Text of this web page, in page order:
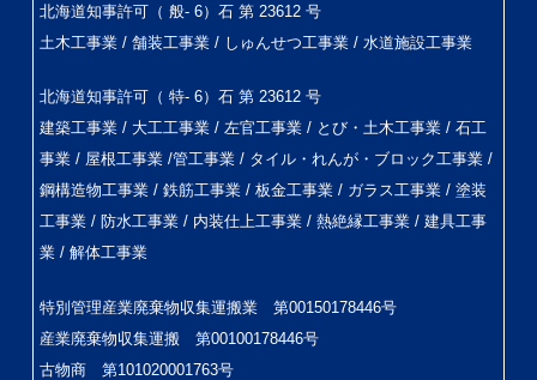
北海道知事許可（ 般- 6）石 第 23612 号
土木工事業 / 舗装工事業 / しゅんせつ工事業 / 水道施設工事業
北海道知事許可（ 特- 6）石 第 23612 号
建築工事業 / 大工工事業 / 左官工事業 / とび・土木工事業 / 石工
事業 / 屋根工事業 /管工事業 / タイル・れんが・ブロック工事業 /
鋼構造物工事業 / 鉄筋工事業 / 板金工事業 / ガラス工事業 / 塗装
工事業 / 防水工事業 / 内装仕上工事業 / 熱絶縁工事業 / 建具工事
業 / 解体工事業
特別管理産業廃棄物収集運搬業 第00150178446号
産業廃棄物収集運搬 第00100178446号
古物商 第101020001763号